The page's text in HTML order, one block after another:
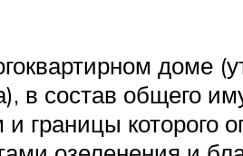
доме
в состав общего
границы которого